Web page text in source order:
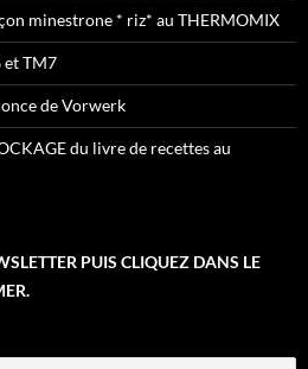
minestrone * riz* au THERMOMIX
et TM7
de Vorwerk
du livre de recettes au
PUIS CLIQUEZ DANS LE